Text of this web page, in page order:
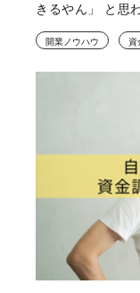
きるやん」 と思
開業ノウハウ 資